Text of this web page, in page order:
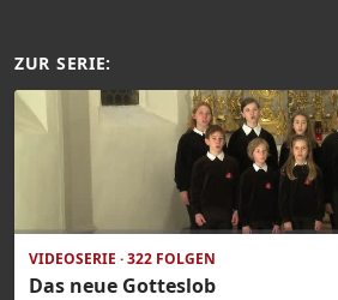
ZUR SERIE:
VIDEOSERIE · 322 FOLGEN
Das neue Gotteslob